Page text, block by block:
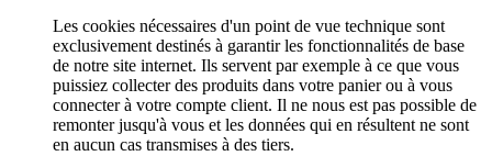
Les cookies nécessaires d'un point de vue technique sont
exclusivement destinés à garantir les fonctionnalités de base
de notre site internet. Ils servent par exemple à ce que vous
puissiez collecter des produits dans votre panier ou à vous
connecter à votre compte client. Il ne nous est pas possible de
remonter jusqu'à vous et les données qui en résultent ne sont
en aucun cas transmises à des tiers.